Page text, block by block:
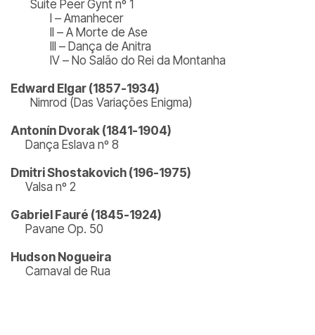
Suite Peer Gynt nº 1
I – Amanhecer
II – A Morte de Ase
III – Dança de Anitra
IV – No Salão do Rei da Montanha
Edward Elgar (1857-1934)
Nimrod (Das Variações Enigma)
Antonín Dvorak (1841-1904)
Dança Eslava nº 8
Dmitri Shostakovich (196-1975)
Valsa nº 2
Gabriel Fauré (1845-1924)
Pavane Op. 50
Hudson Nogueira
Carnaval de Rua